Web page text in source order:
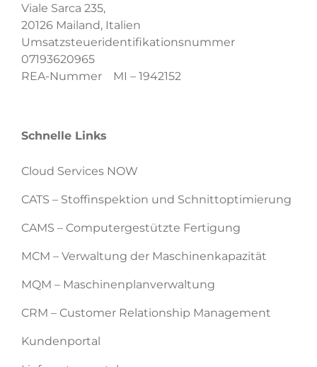
Viale Sarca 235,
20126 Mailand, Italien
Umsatzsteueridentifikationsnummer
07193620965
REA-Nummer MI – 1942152
Schnelle Links
Cloud Services NOW
CATS – Stoffinspektion und Schnittoptimierung
CAMS – Computergestützte Fertigung
MCM – Verwaltung der Maschinenkapazität
MQM – Maschinenplanverwaltung
CRM – Customer Relationship Management
Kundenportal